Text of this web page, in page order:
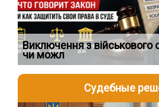
Виключення з військового
чи можл
Судебные